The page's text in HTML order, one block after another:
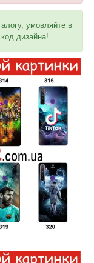
умовляйте в
код дизайна!